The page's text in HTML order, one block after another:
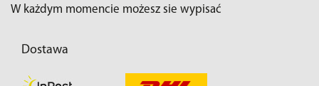
W każdym momencie możesz sie wypisać
Dostawa